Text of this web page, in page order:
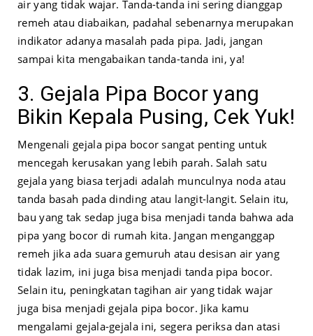
air yang tidak wajar. Tanda-tanda ini sering dianggap
remeh atau diabaikan, padahal sebenarnya merupakan
indikator adanya masalah pada pipa. Jadi, jangan
sampai kita mengabaikan tanda-tanda ini, ya!
3. Gejala Pipa Bocor yang
Bikin Kepala Pusing, Cek Yuk!
Mengenali gejala pipa bocor sangat penting untuk
mencegah kerusakan yang lebih parah. Salah satu
gejala yang biasa terjadi adalah munculnya noda atau
tanda basah pada dinding atau langit-langit. Selain itu,
bau yang tak sedap juga bisa menjadi tanda bahwa ada
pipa yang bocor di rumah kita. Jangan menganggap
remeh jika ada suara gemuruh atau desisan air yang
tidak lazim, ini juga bisa menjadi tanda pipa bocor.
Selain itu, peningkatan tagihan air yang tidak wajar
juga bisa menjadi gejala pipa bocor. Jika kamu
mengalami gejala-gejala ini, segera periksa dan atasi